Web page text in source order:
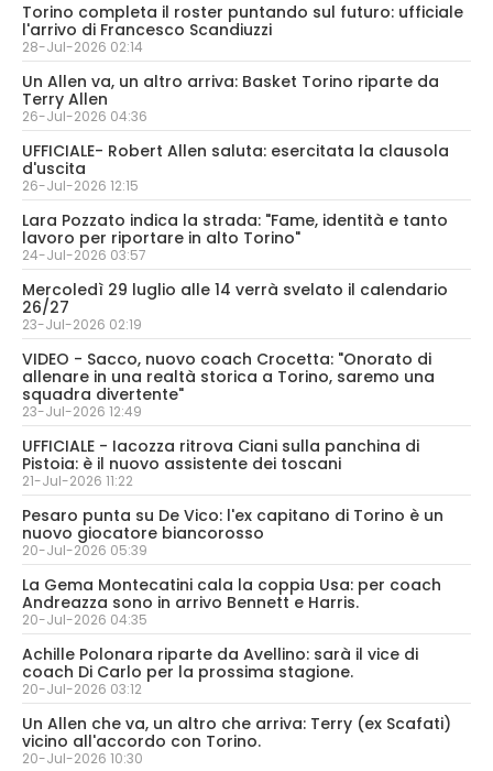
Torino completa il roster puntando sul futuro: ufficiale
l'arrivo di Francesco Scandiuzzi
28-Jul-2026 02:14
Un Allen va, un altro arriva: Basket Torino riparte da
Terry Allen
26-Jul-2026 04:36
UFFICIALE- Robert Allen saluta: esercitata la clausola
d'uscita
26-Jul-2026 12:15
Lara Pozzato indica la strada: "Fame, identità e tanto
lavoro per riportare in alto Torino"
24-Jul-2026 03:57
Mercoledì 29 luglio alle 14 verrà svelato il calendario
26/27
23-Jul-2026 02:19
VIDEO - Sacco, nuovo coach Crocetta: "Onorato di
allenare in una realtà storica a Torino, saremo una
squadra divertente"
23-Jul-2026 12:49
UFFICIALE - Iacozza ritrova Ciani sulla panchina di
Pistoia: è il nuovo assistente dei toscani
21-Jul-2026 11:22
Pesaro punta su De Vico: l'ex capitano di Torino è un
nuovo giocatore biancorosso
20-Jul-2026 05:39
La Gema Montecatini cala la coppia Usa: per coach
Andreazza sono in arrivo Bennett e Harris.
20-Jul-2026 04:35
Achille Polonara riparte da Avellino: sarà il vice di
coach Di Carlo per la prossima stagione.
20-Jul-2026 03:12
Un Allen che va, un altro che arriva: Terry (ex Scafati)
vicino all'accordo con Torino.
20-Jul-2026 10:30